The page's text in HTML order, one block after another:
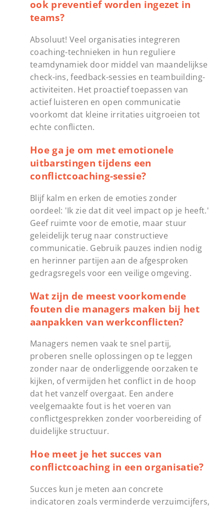
ook preventief worden ingezet in
teams?
Absoluut! Veel organisaties integreren
coaching-technieken in hun reguliere
teamdynamiek door middel van maandelijkse
check-ins, feedback-sessies en teambuilding-
activiteiten. Het proactief toepassen van
actief luisteren en open communicatie
voorkomt dat kleine irritaties uitgroeien tot
echte conflicten.
Hoe ga je om met emotionele
uitbarstingen tijdens een
conflictcoaching-sessie?
Blijf kalm en erken de emoties zonder
oordeel: 'Ik zie dat dit veel impact op je heeft.'
Geef ruimte voor de emotie, maar stuur
geleidelijk terug naar constructieve
communicatie. Gebruik pauzes indien nodig
en herinner partijen aan de afgesproken
gedragsregels voor een veilige omgeving.
Wat zijn de meest voorkomende
fouten die managers maken bij het
aanpakken van werkconflicten?
Managers nemen vaak te snel partij,
proberen snelle oplossingen op te leggen
zonder naar de onderliggende oorzaken te
kijken, of vermijden het conflict in de hoop
dat het vanzelf overgaat. Een andere
veelgemaakte fout is het voeren van
conflictgesprekken zonder voorbereiding of
duidelijke structuur.
Hoe meet je het succes van
conflictcoaching in een organisatie?
Succes kun je meten aan concrete
indicatoren zoals verminderde verzuimcijfers,